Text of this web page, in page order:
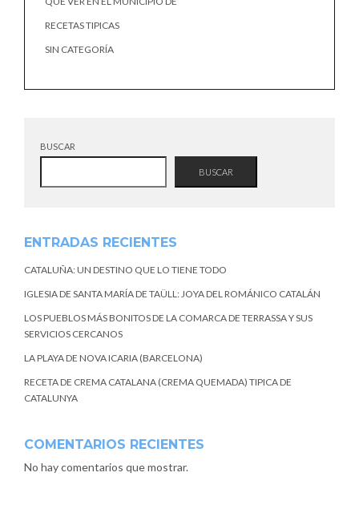
RECETAS TIPICAS
SIN CATEGORÍA
BUSCAR
BUSCAR
ENTRADAS RECIENTES
CATALUÑA: UN DESTINO QUE LO TIENE TODO
IGLESIA DE SANTA MARÍA DE TAÜLL: JOYA DEL ROMÁNICO CATALÁN
LOS PUEBLOS MÁS BONITOS DE LA COMARCA DE TERRASSA Y SUS
SERVICIOS CERCANOS
LA PLAYA DE NOVA ICARIA (BARCELONA)
RECETA DE CREMA CATALANA (CREMA QUEMADA) TIPICA DE
CATALUNYA
COMENTARIOS RECIENTES
No hay comentarios que mostrar.